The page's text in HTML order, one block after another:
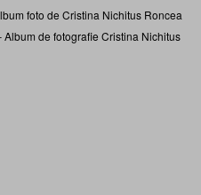
foto de Cristina Nichitus Roncea
de fotografie Cristina Nichitus